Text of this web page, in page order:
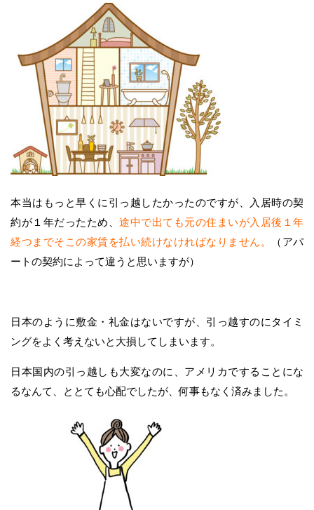
本当はもっと早くに引っ越したかったのですが、入居時の契
約が１年だったため、 途中で出ても元の住まいが入居後１年
経つまでそこの家賃を払い続けなければなりません。
（アパ
ートの契約によって違うと思いますが）
日本のように敷金・礼金はないですが、引っ越すのにタイミ
ングをよく考えないと大損してしまいます。
日本国内の引っ越しも大変なのに、アメリカですることにな
るなんて、ととても心配でしたが、何事もなく済みました。